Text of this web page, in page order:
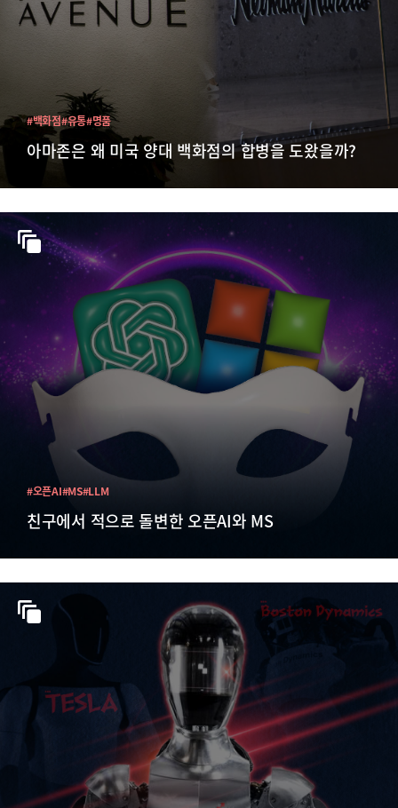
아마존은 왜 미국 양대 백화점의 합병을 도왔을까?
#백화점#유통#명품
친구에서 적으로 돌변한 오픈AI와 MS
#오픈AI#MS#LLM